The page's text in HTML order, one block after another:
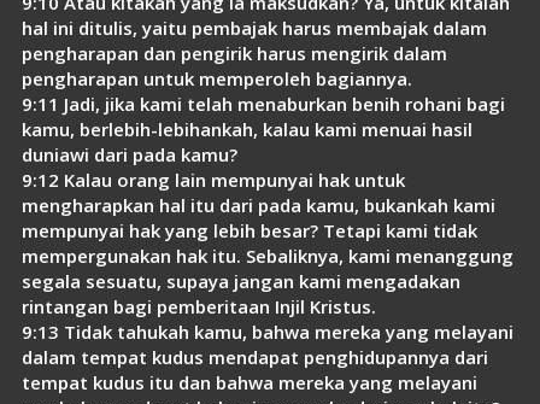
hal ini ditulis, yaitu pembajak harus membajak dalam
pengharapan dan pengirik harus mengirik dalam
pengharapan untuk memperoleh bagiannya.
9:11 Jadi, jika kami telah menaburkan benih rohani bagi
kamu, berlebih-lebihankah, kalau kami menuai hasil
duniawi dari pada kamu?
9:12 Kalau orang lain mempunyai hak untuk
mengharapkan hal itu dari pada kamu, bukankah kami
mempunyai hak yang lebih besar? Tetapi kami tidak
mempergunakan hak itu. Sebaliknya, kami menanggung
segala sesuatu, supaya jangan kami mengadakan
rintangan bagi pemberitaan Injil Kristus.
9:13 Tidak tahukah kamu, bahwa mereka yang melayani
dalam tempat kudus mendapat penghidupannya dari
tempat kudus itu dan bahwa mereka yang melayani